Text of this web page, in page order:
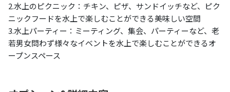
2.水上のピクニック：チキン、ピザ、サンドイッチなど、ピク
ニックフードを水上で楽しむことができる美味しい空間
3.水上パーティー：ミーティング、集会、パーティーなど、老
若男女問わず様々なイベントを水上で楽しむことができるオ
ープンスペース